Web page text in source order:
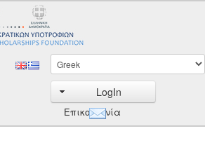
LogIn
Επικοινωνία